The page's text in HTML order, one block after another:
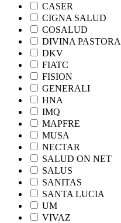
CASER
CIGNA SALUD
COSALUD
DIVINA PASTORA
DKV
FIATC
FISION
GENERALI
HNA
IMQ
MAPFRE
MUSA
NECTAR
SALUD ON NET
SALUS
SANITAS
SANTA LUCIA
UM
VIVAZ